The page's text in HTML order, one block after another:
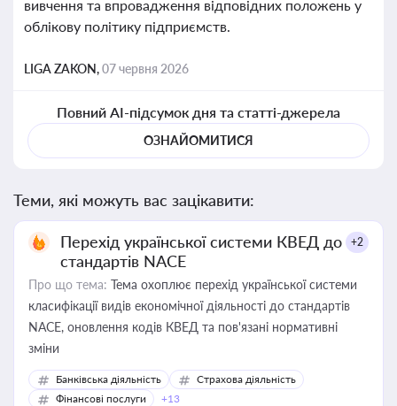
вивчення та впровадження відповідних положень у
облікову політику підприємств.
LIGA ZAKON,07 червня 2026
Повний AI-підсумок дня та статті-джерела
ОЗНАЙОМИТИСЯ
Теми, які можуть вас зацікавити:
Перехід української системи КВЕД до
стандартів NACE
+2
Про що тема: Тема охоплює перехід української системи
класифікації видів економічної діяльності до стандартів
NACE, оновлення кодів КВЕД та пов'язані нормативні
зміни
Банківська діяльність
Страхова діяльність
Фінансові послуги
+13